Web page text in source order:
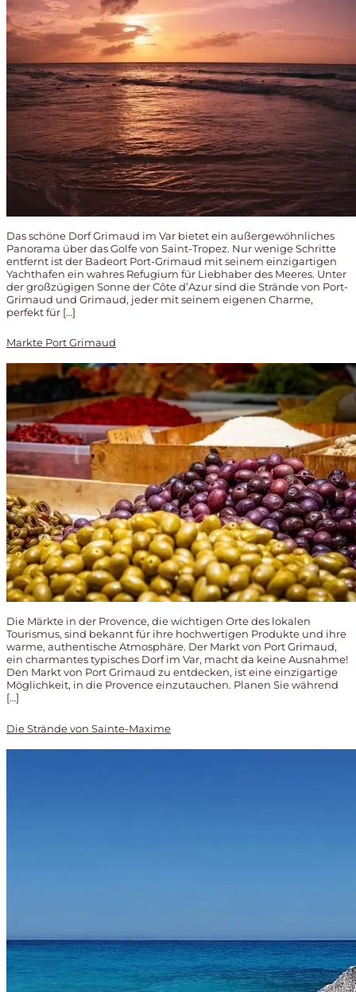
Das schöne Dorf Grimaud im Var bietet ein außergewöhnliches
Panorama über das Golfe von Saint-Tropez. Nur wenige Schritte
entfernt ist der Badeort Port-Grimaud mit seinem einzigartigen
Yachthafen ein wahres Refugium für Liebhaber des Meeres. Unter
der großzügigen Sonne der Côte d’Azur sind die Strände von Port-
Grimaud und Grimaud, jeder mit seinem eigenen Charme,
perfekt für […]
Markte Port Grimaud
Die Märkte in der Provence, die wichtigen Orte des lokalen
Tourismus, sind bekannt für ihre hochwertigen Produkte und ihre
warme, authentische Atmosphäre. Der Markt von Port Grimaud,
ein charmantes typisches Dorf im Var, macht da keine Ausnahme!
Den Markt von Port Grimaud zu entdecken, ist eine einzigartige
Möglichkeit, in die Provence einzutauchen. Planen Sie während
[…]
Die Strände von Sainte-Maxime